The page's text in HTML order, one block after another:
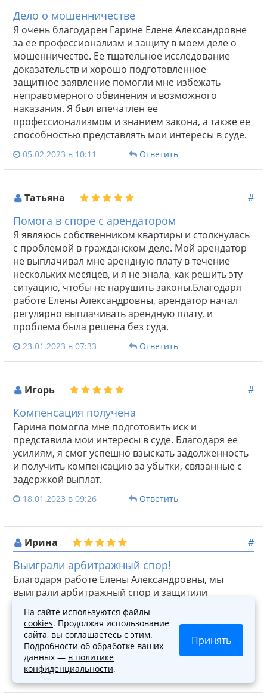
Дело о мошенничестве
Я очень благодарен Гарине Елене Александровне
за ее профессионализм и защиту в моем деле о
мошенничестве. Ее тщательное исследование
доказательств и хорошо подготовленное
защитное заявление помогли мне избежать
неправомерного обвинения и возможного
наказания. Я был впечатлен ее
профессионализмом и знанием закона, а также ее
способностью представлять мои интересы в суде.
05.02.2023 в 10:11 Ответить
Татьяна #
Помога в споре с арендатором
Я являюсь собственником квартиры и столкнулась
с проблемой в гражданском деле. Мой арендатор
не выплачивал мне арендную плату в течение
нескольких месяцев, и я не знала, как решить эту
ситуацию, чтобы не нарушить законы.Благодаря
работе Елены Александровны, арендатор начал
регулярно выплачивать арендную плату, и
проблема была решена без суда.
23.01.2023 в 07:33 Ответить
Игорь #
Компенсация получена
Гарина помогла мне подготовить иск и
представила мои интересы в суде. Благодаря ее
усилиям, я смог успешно взыскать задолженность
и получить компенсацию за убытки, связанные с
задержкой выплат.
18.01.2023 в 09:26 Ответить
Ирина #
Выиграли арбитражный спор!
Благодаря работе Елены Александровны, мы
выиграли арбитражный спор и защитили
интересы нашей компании. Я очень благодарна
Елене Александровне за ее профессионализм,
ответственность и умение работать с документами
и законодательством.
13.01.2023 в 11:02
На сайте используются файлы
cookies. Продолжая использование
сайта, вы соглашаетесь с этим.
Подробности об обработке ваших
данных — в политике
конфиденциальности.
Принять